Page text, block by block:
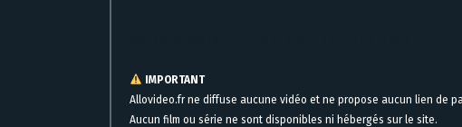
IMPORTANT
Allovideo.fr ne diffuse aucune vidéo et ne propose aucun lien de
Aucun film ou série ne sont disponibles ni hébergés sur le site.